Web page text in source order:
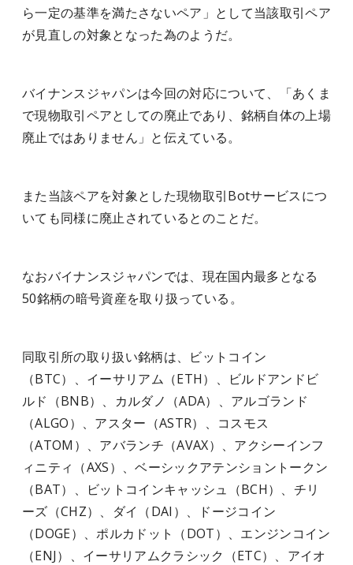
ら一定の基準を満たさないペア」として当該取引ペア
が見直しの対象となった為のようだ。
バイナンスジャパンは今回の対応について、「あくま
で現物取引ペアとしての廃止であり、銘柄自体の上場
廃止ではありません」と伝えている。
また当該ペアを対象とした現物取引Botサービスにつ
いても同様に廃止されているとのことだ。
なおバイナンスジャパンでは、現在国内最多となる
50銘柄の暗号資産を取り扱っている。
同取引所の取り扱い銘柄は、ビットコイン
（BTC）、イーサリアム（ETH）、ビルドアンドビ
ルド（BNB）、カルダノ（ADA）、アルゴランド
（ALGO）、アスター（ASTR）、コスモス
（ATOM）、アバランチ（AVAX）、アクシーインフ
ィニティ（AXS）、ベーシックアテンショントークン
（BAT）、ビットコインキャッシュ（BCH）、チリ
ーズ（CHZ）、ダイ（DAI）、ドージコイン
（DOGE）、ポルカドット（DOT）、エンジンコイン
（ENJ）、イーサリアムクラシック（ETC）、アイオ